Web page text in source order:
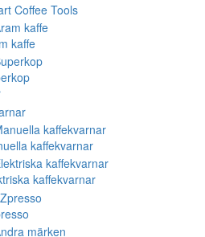
Coffee Tools
kaffe
kaffekvarnar
kaffekvarnar